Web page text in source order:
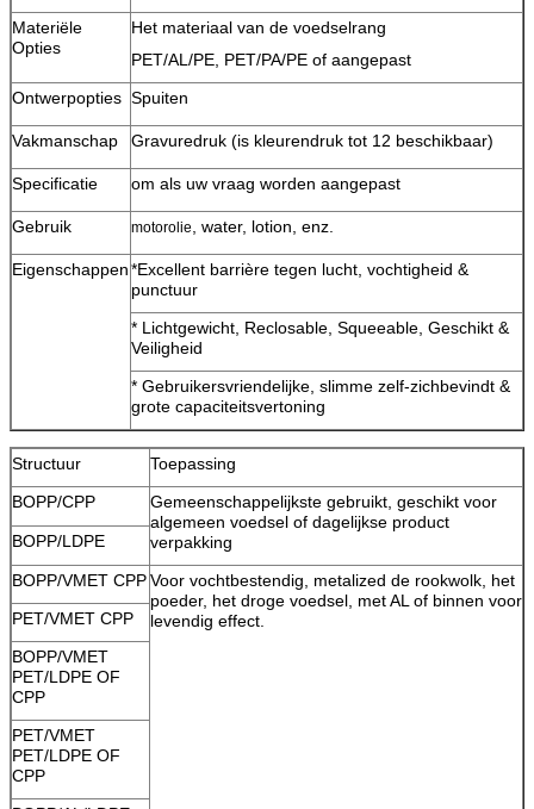
Materiële
Opties
Het materiaal van de voedselrang
PET/AL/PE, PET/PA/PE of aangepast
Ontwerpopties Spuiten
Vakmanschap Gravuredruk (is kleurendruk tot 12 beschikbaar)
Specificatie om als uw vraag worden aangepast
Gebruik motorolie , water, lotion, enz.
Eigenschappen*Excellent barrière tegen lucht, vochtigheid &
punctuur
* Lichtgewicht, Reclosable, Squeeable, Geschikt &
Veiligheid
* Gebruikersvriendelijke, slimme zelf-zichbevindt &
grote capaciteitsvertoning
Structuur
Toepassing
BOPP/CPP
Gemeenschappelijkste gebruikt, geschikt voor
algemeen voedsel of dagelijkse product
verpakking
BOPP/LDPE
BOPP/VMET CPPVoor vochtbestendig, metalized de rookwolk, het
poeder, het droge voedsel, met AL of binnen voor
levendig effect.
PET/VMET CPP
BOPP/VMET
PET/LDPE OF
CPP
PET/VMET
PET/LDPE OF
CPP